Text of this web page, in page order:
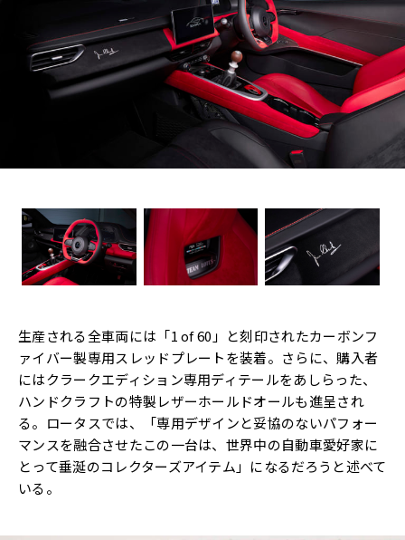
生産される全車両には「1 of 60」と刻印されたカーボンフ
ァイバー製専用スレッドプレートを装着。さらに、購入者
にはクラークエディション専用ディテールをあしらった、
ハンドクラフトの特製レザーホールドオールも進呈され
る。ロータスでは、「専用デザインと妥協のないパフォー
マンスを融合させたこの一台は、世界中の自動車愛好家に
とって垂涎のコレクターズアイテム」になるだろうと述べて
いる。